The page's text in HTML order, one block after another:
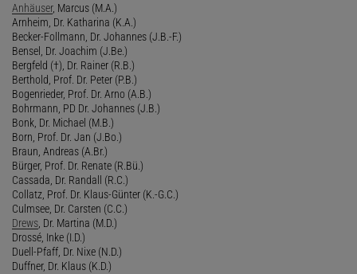
Anhäuser, Marcus (M.A.)
Arnheim, Dr. Katharina (K.A.)
Becker-Follmann, Dr. Johannes (J.B.-F.)
Bensel, Dr. Joachim (J.Be.)
Bergfeld (†), Dr. Rainer (R.B.)
Berthold, Prof. Dr. Peter (P.B.)
Bogenrieder, Prof. Dr. Arno (A.B.)
Bohrmann, PD Dr. Johannes (J.B.)
Bonk, Dr. Michael (M.B.)
Born, Prof. Dr. Jan (J.Bo.)
Braun, Andreas (A.Br.)
Bürger, Prof. Dr. Renate (R.Bü.)
Cassada, Dr. Randall (R.C.)
Collatz, Prof. Dr. Klaus-Günter (K.-G.C.)
Culmsee, Dr. Carsten (C.C.)
Drews , Dr. Martina (M.D.)
Drossé, Inke (I.D.)
Duell-Pfaff, Dr. Nixe (N.D.)
Duffner, Dr. Klaus (K.D.)